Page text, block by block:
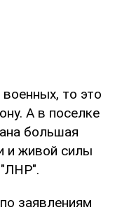
то это
А в поселке
большая
и живой силы
заявлениям